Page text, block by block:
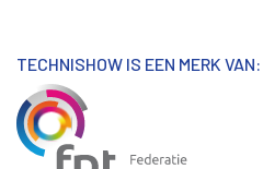
TECHNISHOW IS EEN MERK VAN: